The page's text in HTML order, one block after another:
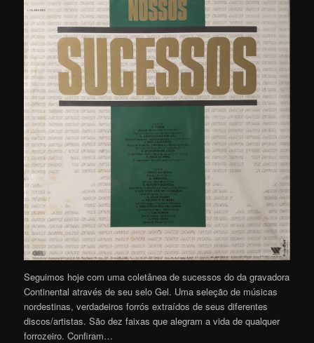
Seguimos hoje com uma coletânea de sucessos do da gravadora
Continental através de seu selo Gel. Uma seleção de músicas
nordestinas, verdadeiros forrós extraídos de seus diferentes
discos/artistas. São dez faixas que alegram a vida de qualquer
forrozeiro. Confiram…